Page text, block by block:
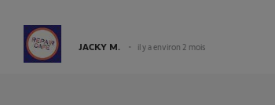
JACKY M. il y a environ 2 mois